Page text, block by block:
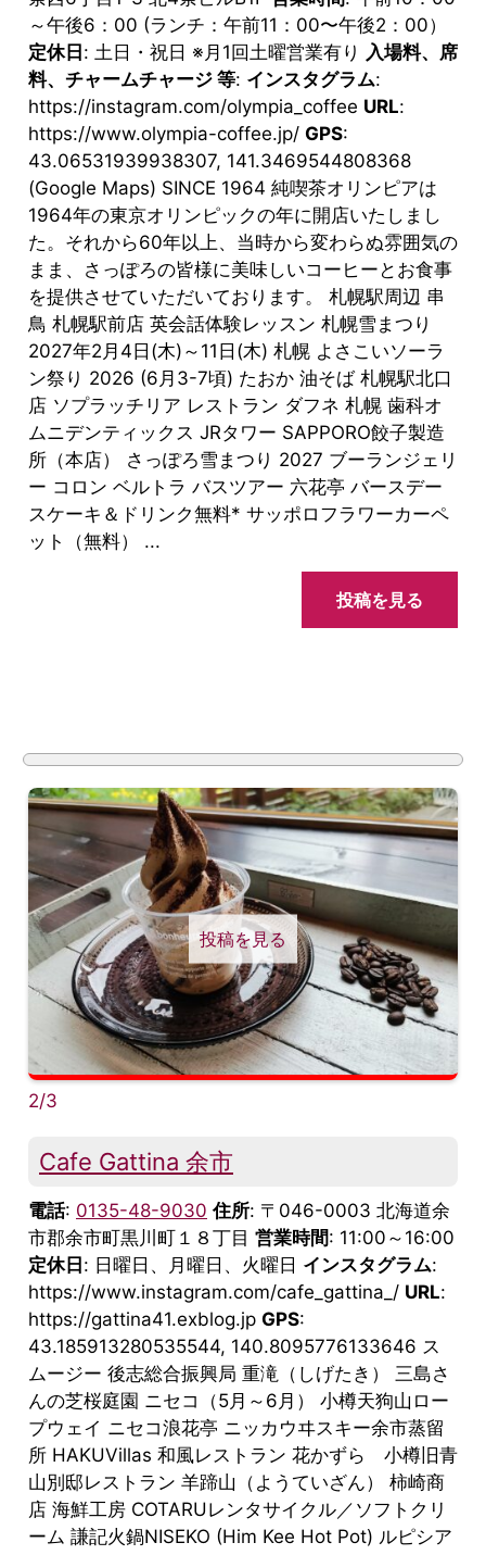
～午後6：00 (ランチ：午前11：00〜午後2：00）
定休日 : 土日・祝日 ※月1回土曜営業有り 入場料、席
料、チャームチャージ 等: インスタグラム:
https://instagram.com/olympia_coffee URL:
https://www.olympia-coffee.jp/ GPS:
43.06531939938307, 141.3469544808368
(Google Maps) SINCE 1964 純喫茶オリンピアは
1964年の東京オリンピックの年に開店いたしまし
た。それから60年以上、当時から変わらぬ雰囲気の
まま、さっぽろの皆様に美味しいコーヒーとお食事
を提供させていただいております。 札幌駅周辺 串
鳥 札幌駅前店 英会話体験レッスン 札幌雪まつり
2027年2月4日(木)～11日(木) 札幌 よさこいソーラ
ン祭り 2026 (6月3-7頃) たおか 油そば 札幌駅北口
店 ソプラッチリア レストラン ダフネ 札幌 歯科オ
ムニデンティックス JRタワー SAPPORO餃子製造
所（本店） さっぽろ雪まつり 2027 ブーランジェリ
ー コロン ベルトラ バスツアー 六花亭 バースデー
スケーキ＆ドリンク無料* サッポロフラワーカーペ
ット（無料） ...
投稿を見る
投稿を見る
2/3
Cafe Gattina 余市
電話: 0135-48-9030 住所: 〒046-0003 北海道余
市郡余市町黒川町１８丁目 営業時間: 11:00～16:00
定休日 : 日曜日、月曜日、火曜日 インスタグラム:
https://www.instagram.com/cafe_gattina_/ URL:
https://gattina41.exblog.jp GPS:
43.185913280535544, 140.8095776133646 ス
ムージー 後志総合振興局 重滝（しげたき） 三島さ
んの芝桜庭園 ニセコ（5月～6月） 小樽天狗山ロー
プウェイ ニセコ浪花亭 ニッカウヰスキー余市蒸留
所 HAKUVillas 和風レストラン 花かずら 小樽旧青
山別邸レストラン 羊蹄山（ようていざん） 柿崎商
店 海鮮工房 COTARUレンタサイクル／ソフトクリ
ーム 謙記火鍋NISEKO (Him Kee Hot Pot) ルピシア